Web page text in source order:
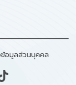
อมูลส่วนบุคคล